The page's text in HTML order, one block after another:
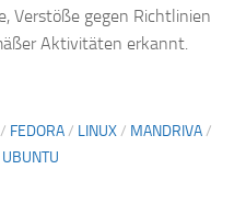
Verstöße gegen Richtlinien
Aktivitäten erkannt.
/ FEDORA/ LINUX/ MANDRIVA/
UBUNTU